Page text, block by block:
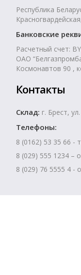
Республика
Банковские
Расчетный счет:
ОАО
Космонавтов 90 ,
Контакты
Склад: г. Брест,
Телефоны:
8 (0162) 53 35 66 -
8 (029) 555 1234 –
8 (029) 76 5555 4 -